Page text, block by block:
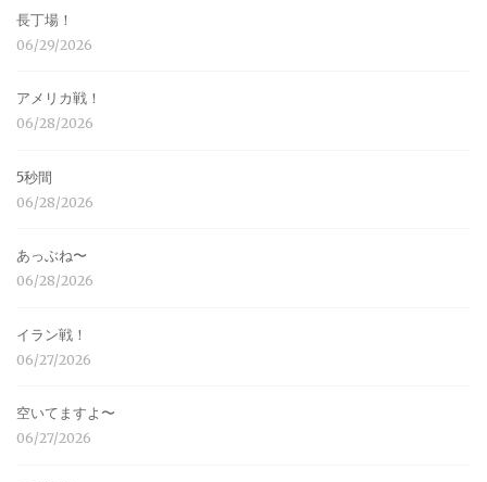
長丁場！
06/29/2026
アメリカ戦！
06/28/2026
5秒間
06/28/2026
あっぶね〜
06/28/2026
イラン戦！
06/27/2026
空いてますよ〜
06/27/2026